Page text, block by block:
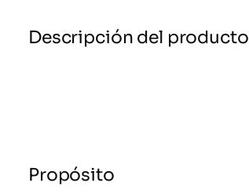
Descripción del producto
Propósito